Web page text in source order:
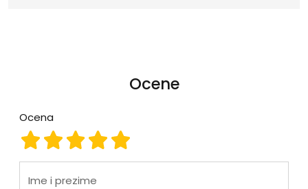
Ocene
Ocena
Ocena 5
Ocena 4
Ocena 3
Ocena 2
Ocena 1
Ime i prezime